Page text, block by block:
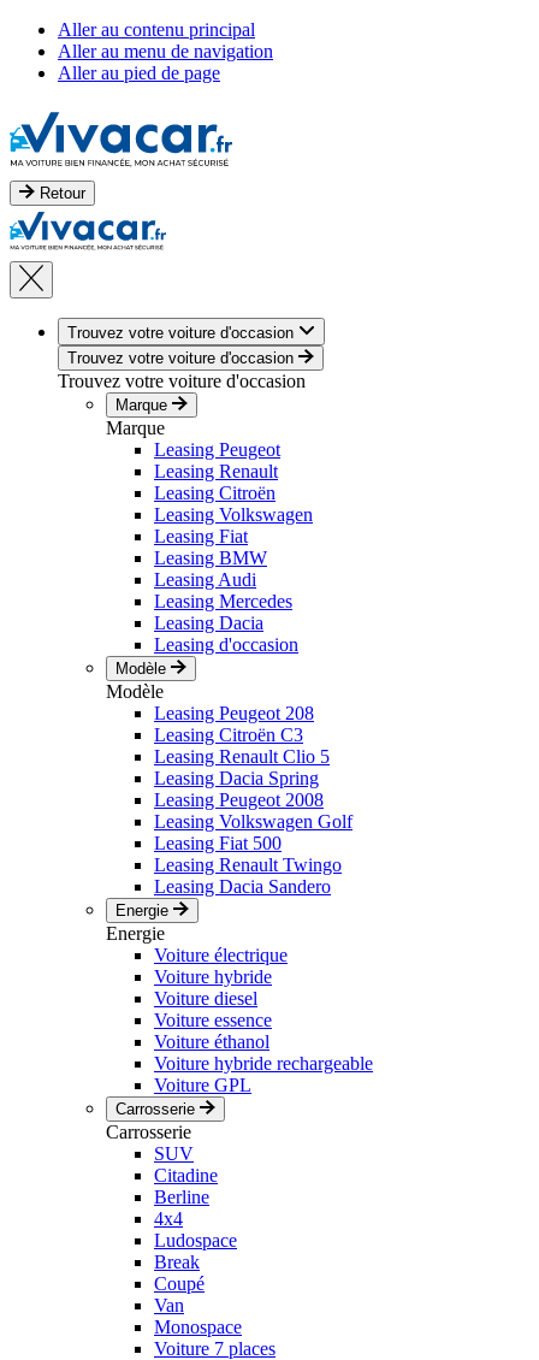
Aller au contenu principal
Aller au menu de navigation
Aller au pied de page
Retour
Trouvez votre voiture d'occasion
Trouvez votre voiture d'occasion
Trouvez votre voiture d'occasion
Marque
Marque
Leasing Peugeot
Leasing Renault
Leasing Citroën
Leasing Volkswagen
Leasing Fiat
Leasing BMW
Leasing Audi
Leasing Mercedes
Leasing Dacia
Leasing d'occasion
Modèle
Modèle
Leasing Peugeot 208
Leasing Citroën C3
Leasing Renault Clio 5
Leasing Dacia Spring
Leasing Peugeot 2008
Leasing Volkswagen Golf
Leasing Fiat 500
Leasing Renault Twingo
Leasing Dacia Sandero
Energie
Energie
Voiture électrique
Voiture hybride
Voiture diesel
Voiture essence
Voiture éthanol
Voiture hybride rechargeable
Voiture GPL
Carrosserie
Carrosserie
SUV
Citadine
Berline
4x4
Ludospace
Break
Coupé
Van
Monospace
Voiture 7 places